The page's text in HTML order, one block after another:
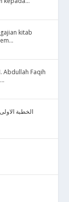
kitab
Abdullah Faqih
الخطبة